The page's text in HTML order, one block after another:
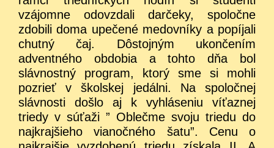
vzájomne odovzdali darčeky, spoločne
zdobili doma upečené medovníky a popíjali
chutný čaj. Dôstojným ukončením
adventného obdobia a tohto dňa bol
slávnostný program, ktorý sme si mohli
pozrieť v školskej jedálni. Na spoločnej
slávnosti došlo aj k vyhláseniu víťaznej
triedy v súťaži ” Oblečme svoju triedu do
najkrajšieho vianočného šatu”. Cenu o